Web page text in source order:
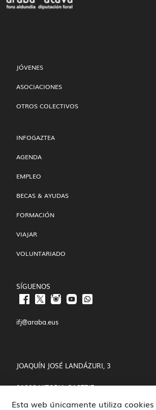
JÓVENES
ASOCIACIONES
OTROS COLECTIVOS
INFOGAZTEA
AGENDA
EMPLEO
BECAS & AYUDAS
FORMACIÓN
VIAJAR
VOLUNTARIADO
SÍGUENOS
ifj@araba.eus
JOAQUÍN JOSÉ LANDÁZURI, 3
01008 VITORIA-GASTEIZ
Esta web únicamente utiliza